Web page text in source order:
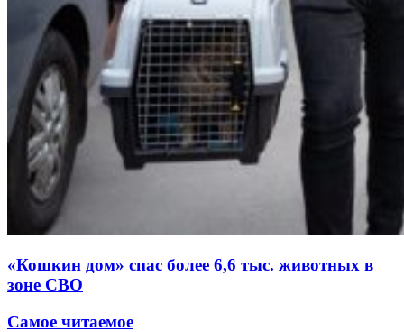
«Кошкин дом» спас более 6,6 тыс. животных в
зоне СВО
Самое читаемое